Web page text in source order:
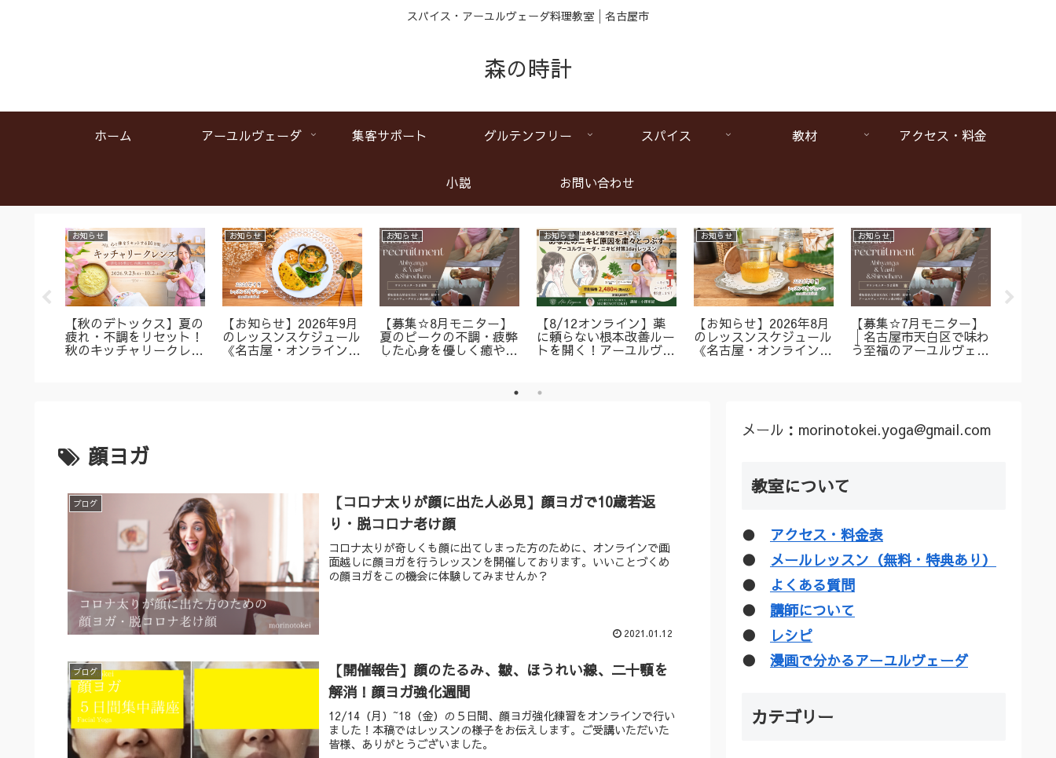
スパイス・アーユルヴェーダ料理教室│名古屋市
森の時計
ホーム アーユルヴェーダ 集客サポート グルテンフリー スパイス 教材 アクセス・料金
小説 お問い合わせ
お知らせ
【秋のデトックス】夏の
疲れ・不調をリセット！
秋のキッチャリークレン
お知らせ
【お知らせ】2026年9月
のレッスンスケジュール
《名古屋・オンラインア
お知らせ
【募集☆8月モニター】
夏のピークの不調・疲弊
した心身を優しく癒やす
お知らせ
【8/12オンライン】薬
に頼らない根本改善ルー
トを開く！アーユルヴェ
付き）
お知らせ
【お知らせ】2026年8月
のレッスンスケジュール
《名古屋・オンラインア
お知らせ
【募集☆7月モニター】
│名古屋市天白区で味わ
う至福のアーユルヴェー
顔ヨガ
ブログ
【コロナ太りが顔に出た人必見】顔ヨガで10歳若返
り・脱コロナ老け顔
コロナ太りが奇しくも顔に出てしまった方のために、オンラインで画
面越しに顔ヨガを行うレッスンを開催しております。いいことづくめ
の顔ヨガをこの機会に体験してみませんか？
2021.01.12
ブログ
【開催報告】顔のたるみ、皺、ほうれい線、二十顎を
解消！顔ヨガ強化週間
12/14（月）~18（金）の５日間、顔ヨガ強化練習をオンラインで行い
ました！本稿ではレッスンの様子をお伝えします。ご受講いただいた
皆様、ありがとうございました。
メール：morinotokei.yoga@gmail.com
教室について
● アクセス・料金表
● メールレッスン（無料・特典あり）
●
よくある質問
● 講師について
●
レシピ
● 漫画で分かるアーユルヴェーダ
カテゴリー